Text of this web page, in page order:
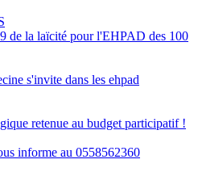
de la laïcité pour l'EHPAD des 100
s'invite dans les ehpad
retenue au budget participatif !
informe au 0558562360